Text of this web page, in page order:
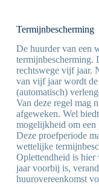
Termijnbescherming
De huurder van een
termijnbescherming.
rechtswege vijf jaar.
van vijf jaar wordt de
(automatisch)
Van deze regel mag
afgeweken. Wel
mogelijkheid om een
Deze proefperiode
wettelijke
Oplettendheid is hier
jaar voorbij is,
huurovereenkomst